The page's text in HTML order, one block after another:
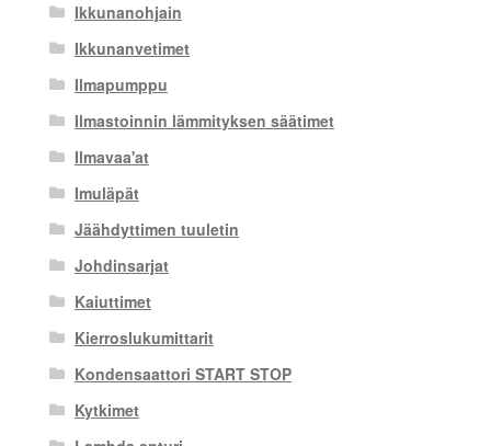
Ikkunanohjain
Ikkunanvetimet
Ilmapumppu
Ilmastoinnin lämmityksen säätimet
Ilmavaa'at
Imuläpät
Jäähdyttimen tuuletin
Johdinsarjat
Kaiuttimet
Kierroslukumittarit
Kondensaattori START STOP
Kytkimet